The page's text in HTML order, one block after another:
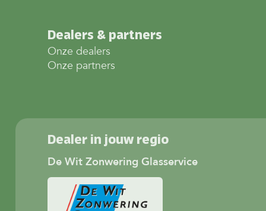
Dealers & partners
Onze dealers
Onze partners
Dealer in jouw regio
De Wit Zonwering Glasservice